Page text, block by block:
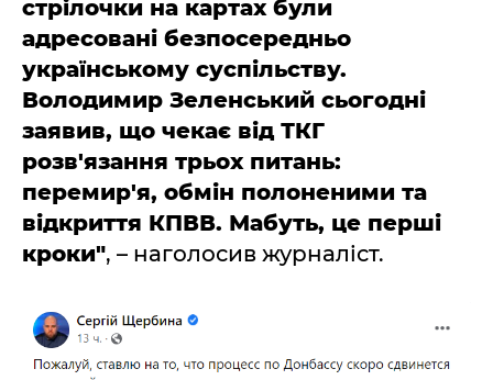
стрілочки на картах були
адресовані безпосередньо
українському суспільству.
Володимир Зеленський сьогодні
заявив, що чекає від ТКГ
розв'язання трьох питань:
перемир'я, обмін полоненими та
відкриття КПВВ. Мабуть, це перші
кроки", – наголосив журналіст.